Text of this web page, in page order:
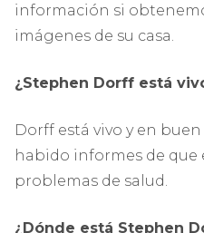
información si
imágenes de su casa.
¿Stephen Dorff está
Dorff está vivo y en
habido informes de que
problemas de salud.
¿Dónde está Stephen